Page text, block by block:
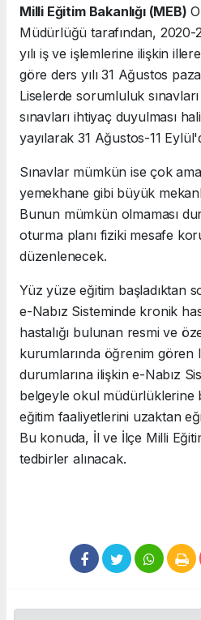
Milli Eğitim Bakanlığı (MEB)
Müdürlüğü tarafından, 2020-
yılı iş ve işlemlerine ilişkin
göre ders yılı 31 Ağustos
Liselerde sorumluluk
sınavları ihtiyaç duyulması
yayılarak 31 Ağustos-11
Sınavlar mümkün ise çok
yemekhane gibi büyük
Bunun mümkün olmaması
oturma planı fiziki mesafe
düzenlenecek.
Yüz yüze eğitim başladıktan
e-Nabız Sisteminde kronik
hastalığı bulunan resmi ve
kurumlarında öğrenim gören
durumlarına ilişkin e-Nabız
belgeyle okul müdürlüklerine
eğitim faaliyetlerini uzaktan
Bu konuda, İl ve İlçe Milli
tedbirler alınacak.